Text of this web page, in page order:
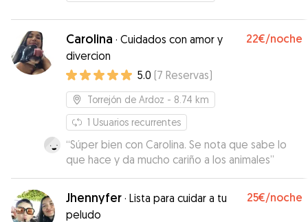
Carolina · Cuidados con amor y
divercion
22€/noche
5.0 (7 Reservas)
Torrejón de Ardoz - 8.74 km
1 Usuarios recurrentes
“Súper bien con Carolina. Se nota que sabe lo
que hace y da mucho cariño a los animales”
Jhennyfer · Lista para cuidar a tu
peludo
25€/noche